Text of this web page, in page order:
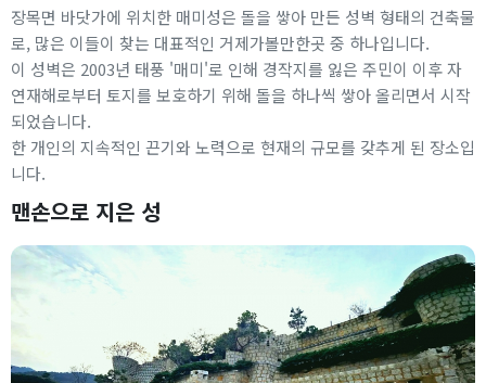
장목면 바닷가에 위치한 매미성은 돌을 쌓아 만든 성벽 형태의 건축물
로, 많은 이들이 찾는 대표적인 거제가볼만한곳 중 하나입니다.
이 성벽은 2003년 태풍 '매미'로 인해 경작지를 잃은 주민이 이후 자
연재해로부터 토지를 보호하기 위해 돌을 하나씩 쌓아 올리면서 시작
되었습니다.
한 개인의 지속적인 끈기와 노력으로 현재의 규모를 갖추게 된 장소입
니다.
맨손으로 지은 성